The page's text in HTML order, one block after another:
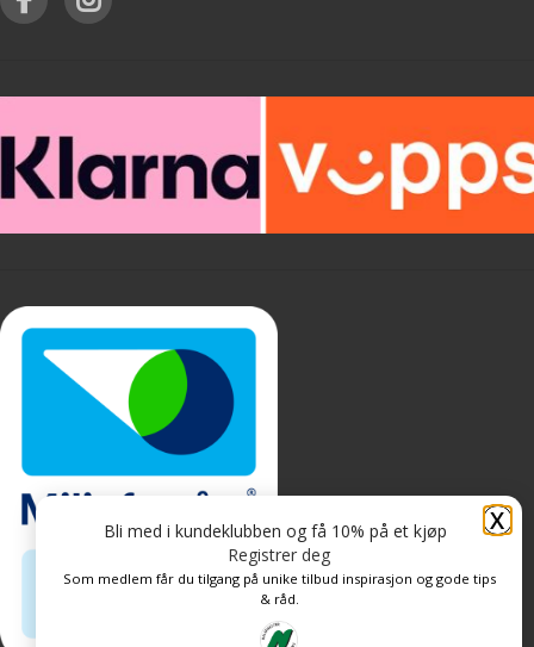
X
Bli med i kundeklubben og få 10% på et kjøp
Registrer deg
Som medlem får du tilgang på unike tilbud inspirasjon og gode tips
& råd.